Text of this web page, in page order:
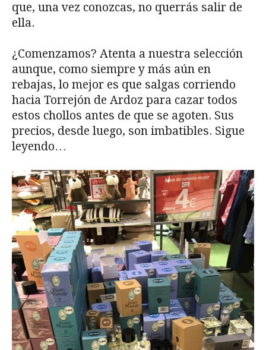
que, una vez conozcas, no querrás salir de
ella.
¿Comenzamos? Atenta a nuestra selección
aunque, como siempre y más aún en
rebajas, lo mejor es que salgas corriendo
hacia Torrejón de Ardoz para cazar todos
estos chollos antes de que se agoten. Sus
precios, desde luego, son imbatibles. Sigue
leyendo…